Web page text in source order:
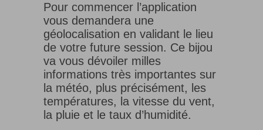
Pour commencer l’application
vous demandera une
géolocalisation en validant le lieu
de votre future session. Ce bijou
va vous dévoiler milles
informations très importantes sur
la météo, plus précisément, les
températures, la vitesse du vent,
la pluie et le taux d’humidité.